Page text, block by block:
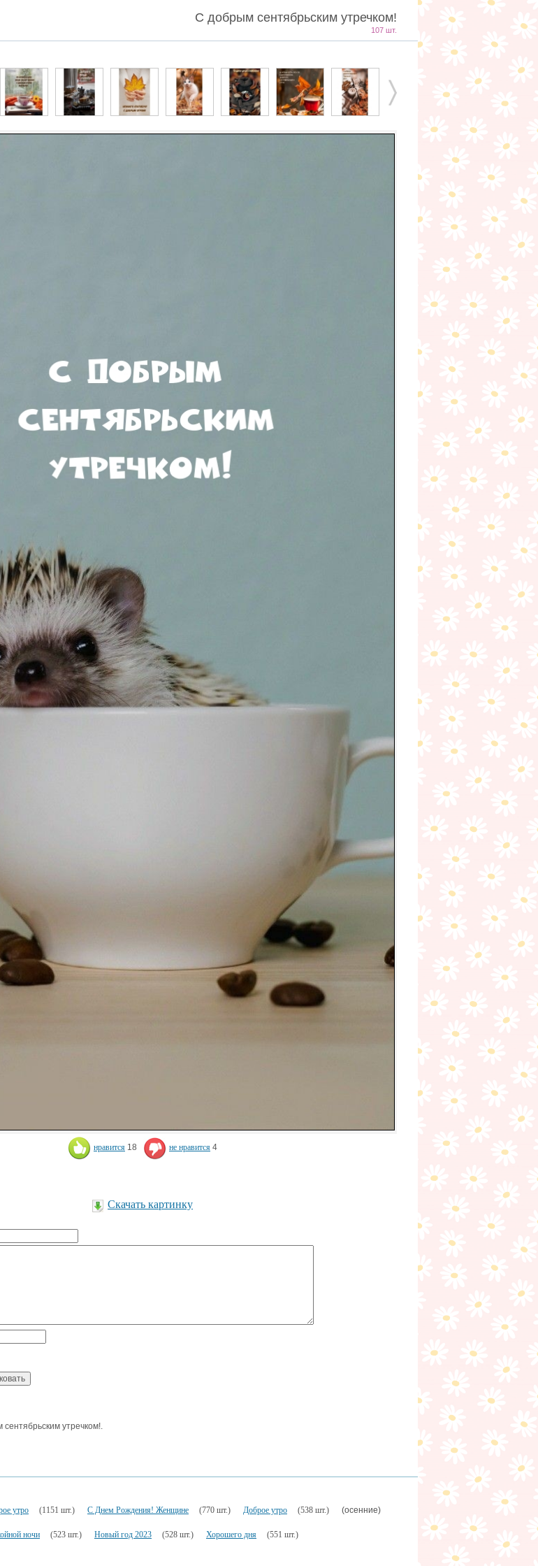
С добрым сентябрьским утречком!
107 шт.
нравится 18 не нравится 4
Скачать картинку
утречком!.
утро (1151 шт.) С Днем Рождения! Женщине (770 шт.) Доброе утро (538 шт.) (осенние)
ночи (523 шт.) Новый год 2023 (528 шт.) Хорошего дня (551 шт.)